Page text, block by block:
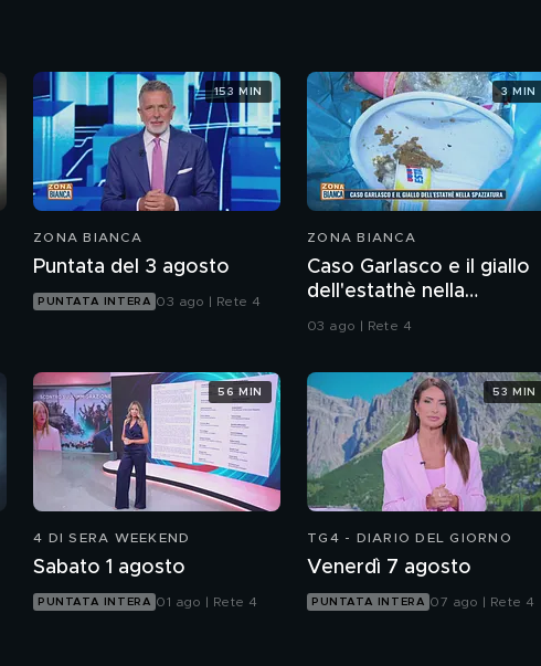
ZONA BIANCA
Puntata del 3 agosto
PUNTATA INTERA 03 ago | Rete 4
153 MIN
ZONA BIANCA
Caso Garlasco e il giallo
dell'estathè nella
spazzatura
03 ago | Rete 4
3 MIN
4 DI SERA WEEKEND
Sabato 1 agosto
PUNTATA INTERA 01 ago | Rete 4
56 MIN
TG4 - DIARIO DEL GIORNO
Venerdì 7 agosto
PUNTATA INTERA 07 ago | Rete 4
53 MIN